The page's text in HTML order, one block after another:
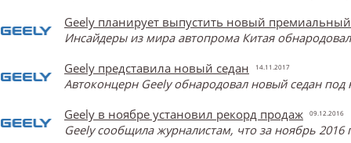
Geely планирует выпустить новый премиальный
Инсайдеры из мира автопрома Китая
Geely представила новый седан
14.11.2017
Автоконцерн Geely обнародовал новый седан под
Geely в ноябре установил рекорд продаж
09.12.2016
Geely сообщила журналистам, что за ноябрь